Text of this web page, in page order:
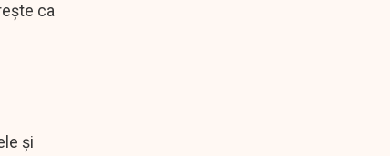
ca
și